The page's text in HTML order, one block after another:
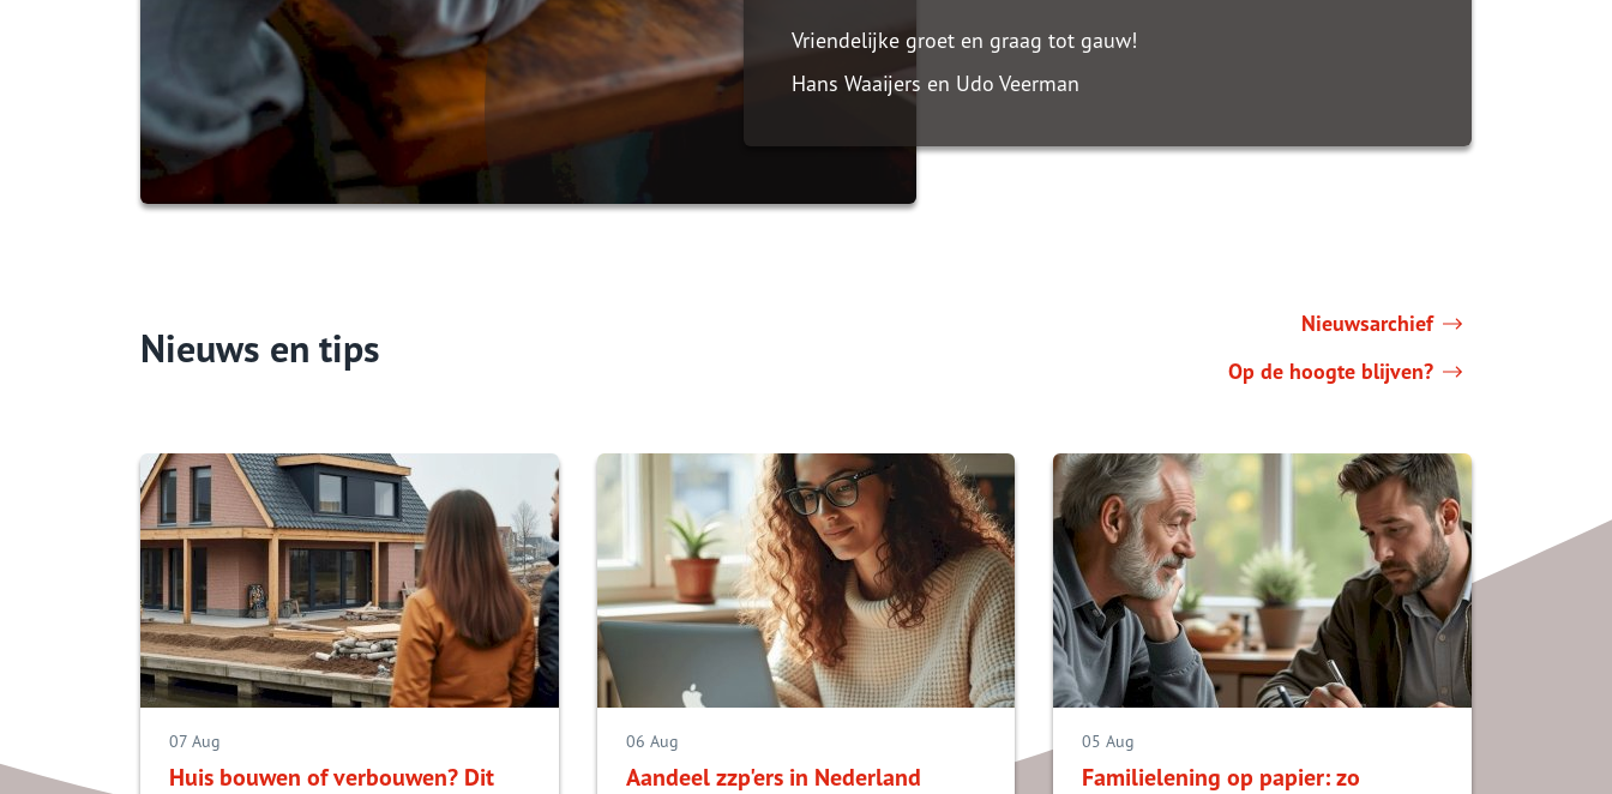
Vriendelijke groet en graag tot gauw!
Hans Waaijers en Udo Veerman
Nieuws en tips
Nieuwsarchief
Op de hoogte blijven?
07 Aug
Huis bouwen of verbouwen? Dit
06 Aug
Aandeel zzp'ers in Nederland
05 Aug
Familielening op papier: zo